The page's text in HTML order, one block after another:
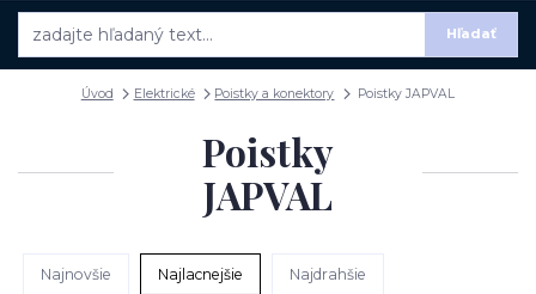
Hľadať
Úvod Elektrické Poistky a konektory Poistky JAPVAL
Poistky
JAPVAL
Najnovšie Najlacnejšie Najdrahšie